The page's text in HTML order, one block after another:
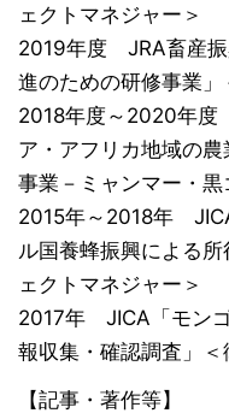
ェクトマネジャー＞
2019年度 JRA畜産振
進のための研修事業」
2018年度～2020年
ア・アフリカ地域の
事業－ミャンマー・黒
2015年～2018年
ル国養蜂振興による
ェクトマネジャー＞
2017年 JICA「モン
報収集・確認調査」＜
【記事・著作等】